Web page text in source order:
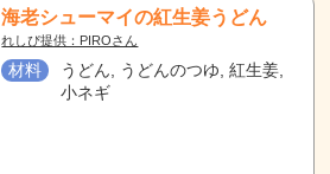
海老シューマイの紅生姜うどん
れしぴ提供：PIROさん
材料
うどん, うどんのつゆ, 紅生姜,
小ネギ